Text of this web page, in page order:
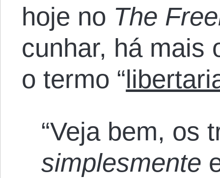
hoje no The
cunhar, há mais
o termo “
“Veja bem, os
simplesmente